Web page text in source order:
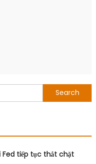
Fed tiếp tục thắt chặt